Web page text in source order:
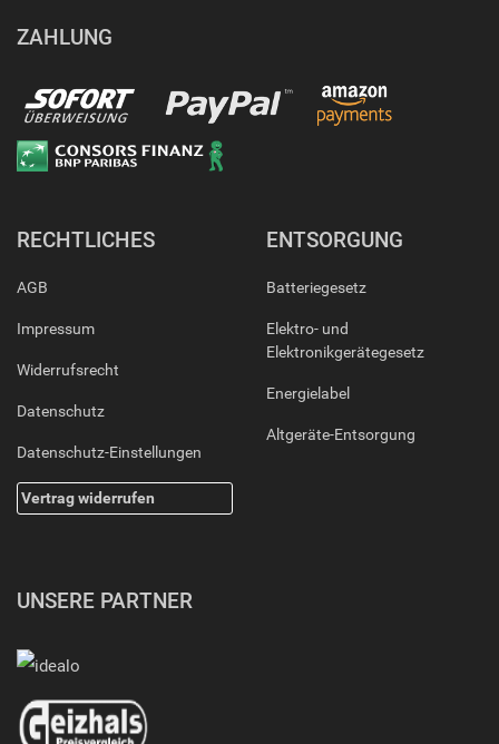
ZAHLUNG
RECHTLICHES
AGB
Impressum
Widerrufsrecht
Datenschutz
Datenschutz-Einstellungen
Vertrag widerrufen
ENTSORGUNG
Batteriegesetz
Elektro- und
Elektronikgerätegesetz
Energielabel
Altgeräte-Entsorgung
UNSERE PARTNER